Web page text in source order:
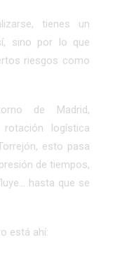
tienes un
sino por lo que
riesgos como
de Madrid,
logística
esto pasa
de tiempos,
hasta que se
está ahí: